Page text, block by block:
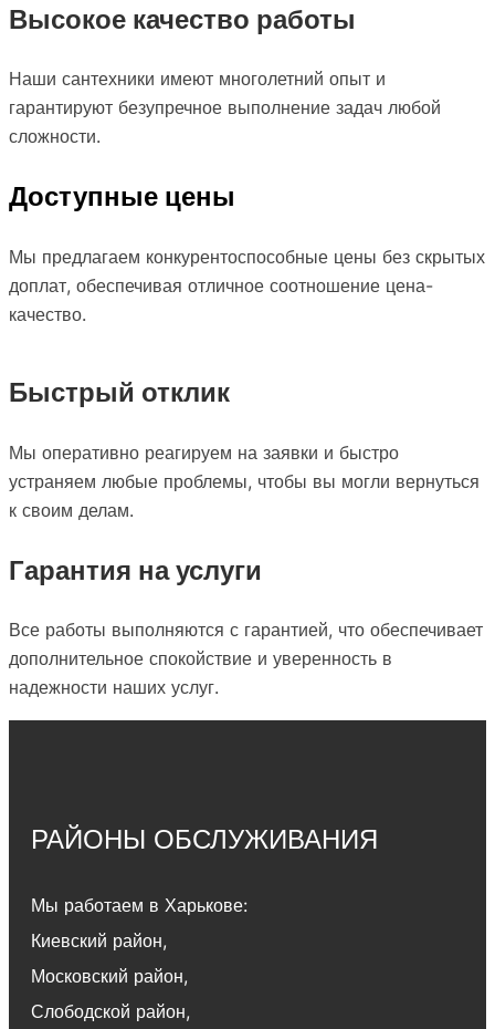
Высокое качество работы
Наши сантехники имеют многолетний опыт и
гарантируют безупречное выполнение задач любой
сложности.
Доступные цены
Мы предлагаем конкурентоспособные цены без скрытых
доплат, обеспечивая отличное соотношение цена-
качество.
Быстрый отклик
Мы оперативно реагируем на заявки и быстро
устраняем любые проблемы, чтобы вы могли вернуться
к своим делам.
Гарантия на услуги
Все работы выполняются с гарантией, что обеспечивает
дополнительное спокойствие и уверенность в
надежности наших услуг.
РАЙОНЫ ОБСЛУЖИВАНИЯ
Мы работаем в Харькове:
Киевский район,
Московский район,
Слободской район,